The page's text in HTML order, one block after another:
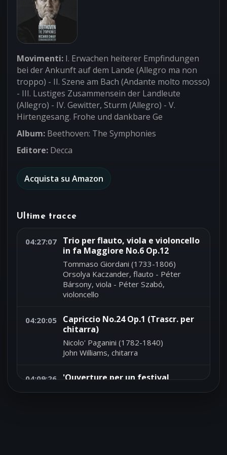
Movimenti: I. Erwachen heiterer Empfindungen
bei der Ankunft auf dem Lande (Allegro ma non
troppo) - II. Szene am Bach (Andante molto mosso)
- III. Lustiges Zusammensein der Landleute
(Allegro) - IV. Gewitter, Sturm (Allegro) - V.
Hirtengesang. Frohe und dankbare Ge
Album: Beethoven: The Symphonies
Editore: Decca
Acquista su Amazon
Ultime tracce
04:27:07
Trio per flauto, viola e violoncello
in fa Maggiore No.6 Op.12
Tommaso Giordani (1733-1806)
Orsolya Kaczander, flauto - Péter
Bársony, viola - Péter Szabó,
violoncello
04:20:05
Capriccio No.24 Op.1 (Trascr. per
chitarra)
Nicolo' Paganini (1782-1840)
John Williams, chitarra
04:09:26
'Ouverture per un festival